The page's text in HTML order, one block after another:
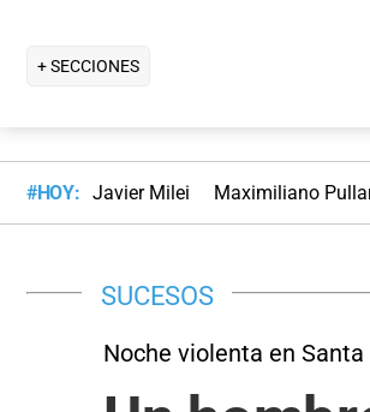
+ SECCIONES
#HOY: Javier Milei Maximiliano
SUCESOS
Noche violenta en Santa